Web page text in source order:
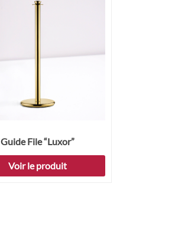
Guide File “Luxor”
Voir le produit